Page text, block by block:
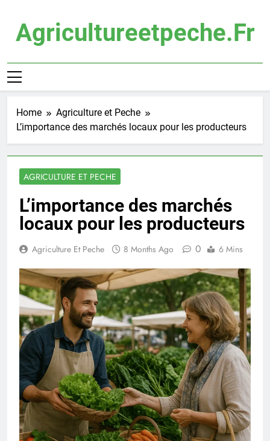
contentAgricultureetpeche.fr
Home
Agriculture et Peche
L’importance des marchés locaux pour les producteurs
AGRICULTURE ET PECHE
L’importance des marchés
locaux pour les producteurs
Agriculture Et Peche 8 Months Ago 0 6 Mins